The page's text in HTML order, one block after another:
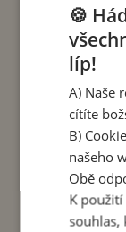
Tento šperk
Indonésii.
vesnice u
Nákupem
pana Asty.
🍪
líp!
A) Naše
cítíte
B)
našeho
Obě
K
souhlas,